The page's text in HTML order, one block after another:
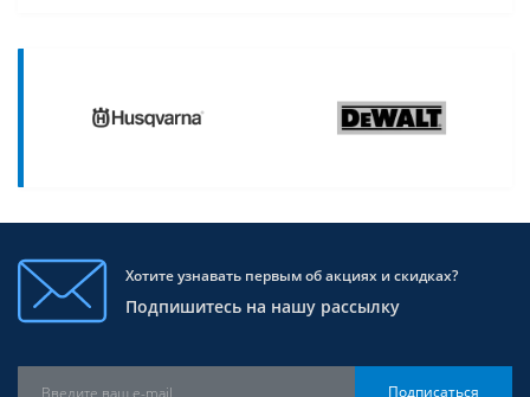
Хотите узнавать первым об акциях и скидках?
Подпишитесь на нашу рассылку
Подписаться